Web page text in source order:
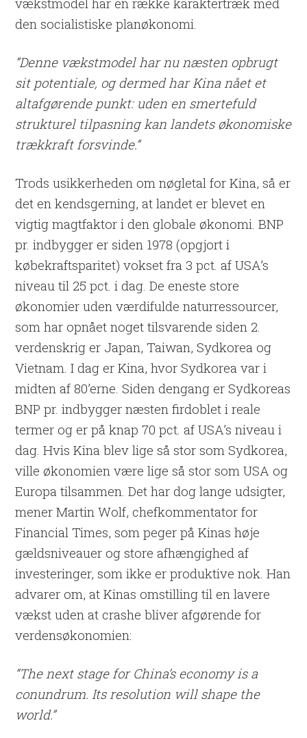
den socialistiske planøkonomi.
”Denne vækstmodel har nu næsten opbrugt
sit potentiale, og dermed har Kina nået et
altafgørende punkt: uden en smertefuld
strukturel tilpasning kan landets økonomiske
trækkraft forsvinde.”
Trods usikkerheden om nøgletal for Kina, så er
det en kendsgerning, at landet er blevet en
vigtig magtfaktor i den globale økonomi. BNP
pr. indbygger er siden 1978 (opgjort i
købekraftsparitet) vokset fra 3 pct. af USA’s
niveau til 25 pct. i dag. De eneste store
økonomier uden værdifulde naturressourcer,
som har opnået noget tilsvarende siden 2.
verdenskrig er Japan, Taiwan, Sydkorea og
Vietnam. I dag er Kina, hvor Sydkorea var i
midten af 80’erne. Siden dengang er Sydkoreas
BNP pr. indbygger næsten firdoblet i reale
termer og er på knap 70 pct. af USA’s niveau i
dag. Hvis Kina blev lige så stor som Sydkorea,
ville økonomien være lige så stor som USA og
Europa tilsammen. Det har dog lange udsigter,
mener Martin Wolf, chefkommentator for
Financial Times, som peger på Kinas høje
gældsniveauer og store afhængighed af
investeringer, som ikke er produktive nok. Han
advarer om, at Kinas omstilling til en lavere
vækst uden at crashe bliver afgørende for
verdensøkonomien:
“The next stage for China’s economy is a
conundrum. Its resolution will shape the
world.”